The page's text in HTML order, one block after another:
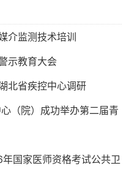
介监测技术培训
示教育大会
北省疾控中心调研
（院）成功举办第二届青
国家医师资格考试公共卫